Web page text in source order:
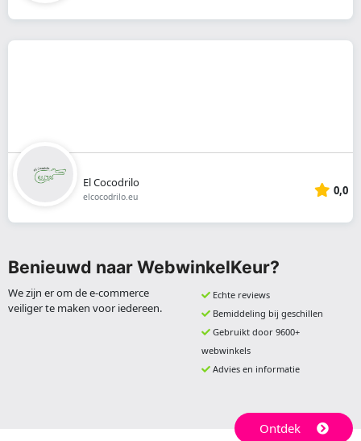
El Cocodrilo
elcocodrilo.eu 0,0
Benieuwd naar WebwinkelKeur?
We zijn er om de e-commerce
veiliger te maken voor iedereen.
Echte reviews
Bemiddeling bij geschillen
Gebruikt door 9600+
webwinkels
Advies en informatie
Ontdek